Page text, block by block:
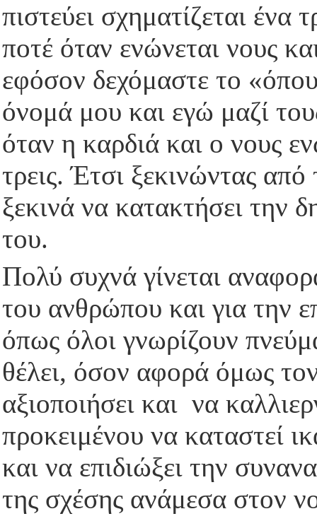
πιστεύει σχηματίζεται ένα
ποτέ όταν ενώνεται νους
εφόσον δεχόμαστε το
όνομά μου και εγώ μαζί
όταν η καρδιά και ο νους
τρεις. Έτσι ξεκινώντας
ξεκινά να κατακτήσει την
του.
Πολύ συχνά γίνεται
του ανθρώπου και για την
όπως όλοι γνωρίζουν
θέλει, όσον αφορά όμως
αξιοποιήσει και να
προκειμένου να καταστεί
και να επιδιώξει την
της σχέσης ανάμεσα στον